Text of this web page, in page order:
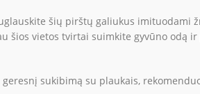
šių pirštų galiukus imituodami
šios vietos tvirtai suimkite gyvūno odą
sukibimą su plaukais,